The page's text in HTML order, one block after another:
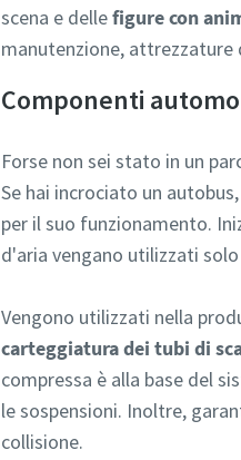
scena e dellefigure con
manutenzione, attrezzature
Componenti
Forse non sei stato in un
Se hai incrociato un
per il suo funzionamento.
d'aria vengano utilizzati
Vengono utilizzati nella
carteggiatura dei tubi di
compressa è alla base del
le sospensioni. Inoltre,
collisione.